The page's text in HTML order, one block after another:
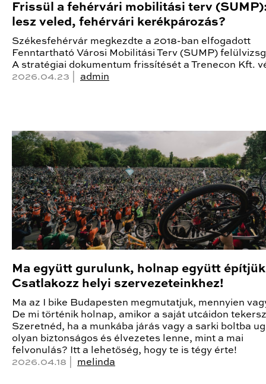
Frissül a fehérvári mobilitási terv
lesz veled, fehérvári kerékpározás?
Székesfehérvár megkezdte a 2018-ban elfogadott
Fenntartható Városi Mobilitási Terv (SUMP)
A stratégiai dokumentum frissítését a Trenecon Kft.
2026.04.23 | admin
Ma együtt gurulunk, holnap együtt
Csatlakozz helyi szervezeteinkhez!
Ma az I bike Budapesten megmutatjuk, mennyien
De mi történik holnap, amikor a saját utcáidon
Szeretnéd, ha a munkába járás vagy a sarki boltba
olyan biztonságos és élvezetes lenne, mint a mai
felvonulás? Itt a lehetőség, hogy te is tégy érte!
2026.04.18 | melinda